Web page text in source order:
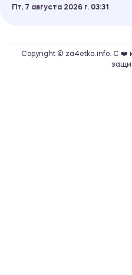
Пт, 7 августа 2026 г. 03 31
Copyright © za4etka.info. С ❤️